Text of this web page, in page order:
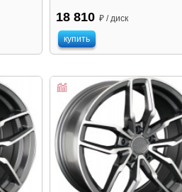
18 810 ₽ / диск
купить